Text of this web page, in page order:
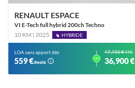
RENAULT ESPACE
VI E-Tech full hybrid 200ch Techno
10 KM | 2025
HYBRIDE
LOA sans apport dès
559 €/mois
ou
47,450 €TTC
36,900 €